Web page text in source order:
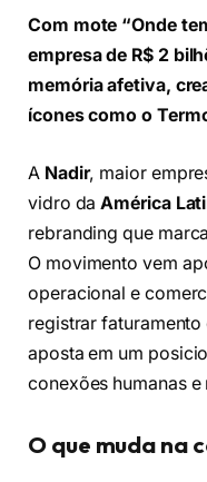
Com mote “Onde
empresa de R$ 2
memória afetiva,
ícones como o
A Nadir, maior
vidro daAmérica
rebranding que
O movimento vem
operacional e
registrar faturamento
aposta em um
conexões humanas
O que muda na